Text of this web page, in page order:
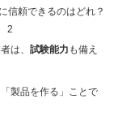
は、 試験能力 も備え
製品を作る」ことで